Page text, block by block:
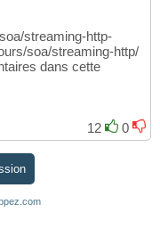
streaming-http-
soa/streaming-http/
dans cette
12
0